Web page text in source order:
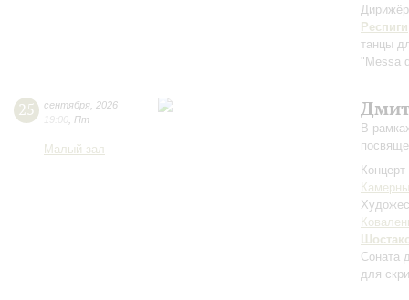
Респиги
танцы
"Messa
25 сентября 2026
19:00 Пт
Малый зал
В
Соната
для